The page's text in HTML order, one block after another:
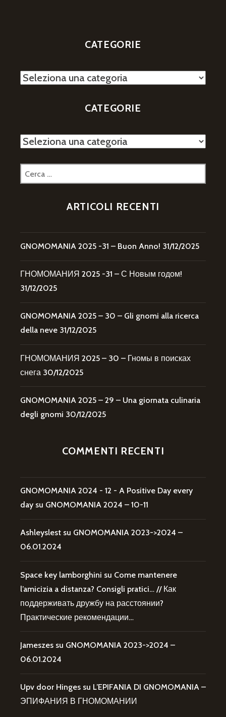
CATEGORIE
Categorie
CATEGORIE
Categorie
Ricerca
per:
ARTICOLI RECENTI
GNOMOMANIA 2025 -31 – Buon Anno! 31/12/2025
ГНОМОМАНИЯ 2025 -31 – С Новым годом!
31/12/2025
GNOMOMANIA 2025 – 30 – Gli gnomi alla ricerca
della neve 31/12/2025
ГНОМОМАНИЯ 2025 – 30 – Гномы в поисках
снега 30/12/2025
GNOMOMANIA 2025 – 29 – Una giornata culinaria
degli gnomi 30/12/2025
COMMENTI RECENTI
GNOMOMANIA 2024 - 12 - A Positive Day every
day su GNOMOMANIA 2024 – 10-11
Ashleyslest su GNOMOMANIA 2023->2024 –
06.01.2024
Space key lamborghini su Come mantenere
l’amicizia a distanza? Consigli pratici… // Как
поддерживать дружбу на расстоянии?
Практические рекомендации…
Jameszes su GNOMOMANIA 2023->2024 –
06.01.2024
Upv door Hinges su L’EPIFANIA DI GNOMOMANIA –
ЭПИФАНИЯ В ГНОМОМАНИИ